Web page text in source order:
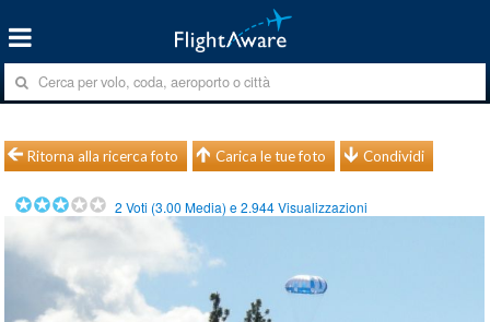
Ritorna alla ricerca foto Carica le tue foto Condividi
2 Voti (3.00 Media) e2.944Visualizzazioni